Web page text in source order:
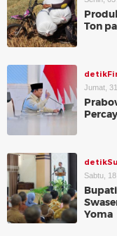
Ton
Jumat,
Sabtu,
Yoma